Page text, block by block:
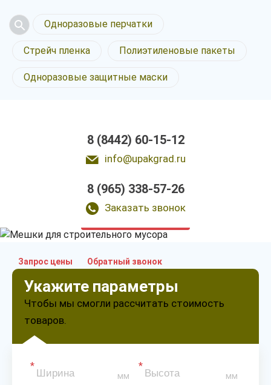
Одноразовые перчатки
Стрейч пленка Полиэтиленовые пакеты
Одноразовые защитные маски
8 (8442) 60-15-12
info@upakgrad.ru
8 (965) 338-57-26
Заказать звонок
строительного мусора
в Волгограде
Запрос цены Обратный звонок
Укажите параметры
Чтобы мы смогли рассчитать стоимость
товаров.
мм мм